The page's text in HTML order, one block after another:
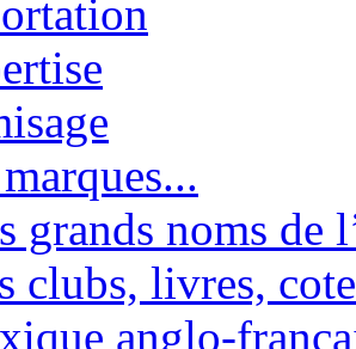
grands noms de
clubs, livres,
anglo-